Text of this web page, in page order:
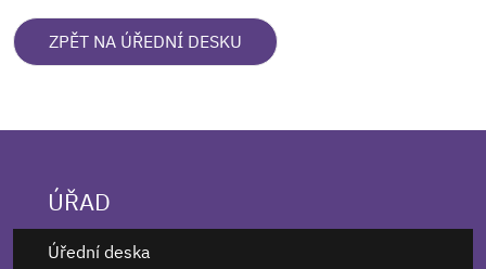
ZPĚT NA ÚŘEDNÍ DESKU
ÚŘAD
Úřední deska